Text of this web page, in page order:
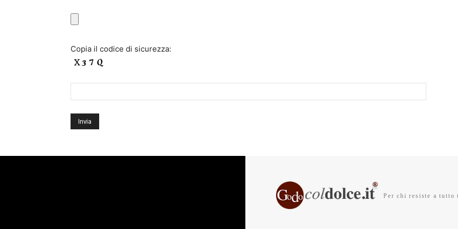
Copia il codice di sicurezza:
Per chi resiste a tutto